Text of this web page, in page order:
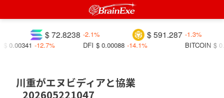
$ 591.287 -1.3%
$ 72.8238 -2.1%
BITCOIN $
DFI $ 0.00088 -14.1%
$ 0.00341 -12.7%
川重がエヌビディアと協業
_202605221047